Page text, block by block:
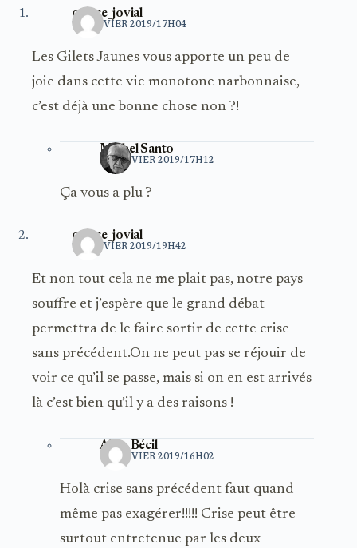
cetace_jovial
14 JANVIER 2019/17H04
Les Gilets Jaunes vous apporte un peu de
joie dans cette vie monotone narbonnaise,
c’est déjà une bonne chose non ?!
Michel Santo
14 JANVIER 2019/17H12
Ça vous a plu ?
cetace_jovial
15 JANVIER 2019/19H42
Et non tout cela ne me plait pas, notre pays
souffre et j’espère que le grand débat
permettra de le faire sortir de cette crise
sans précédent.On ne peut pas se réjouir de
voir ce qu’il se passe, mais si on en est arrivés
là c’est bien qu’il y a des raisons !
Alain Bécil
16 JANVIER 2019/16H02
Holà crise sans précédent faut quand
même pas exagérer!!!!! Crise peut être
surtout entretenue par les deux